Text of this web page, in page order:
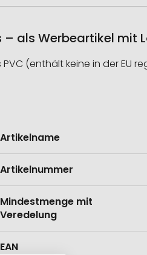
– als Werbeartikel mit
PVC (enthält keine in der
Artikelname
Artikelnummer
Mindestmenge mit
Veredelung
EAN